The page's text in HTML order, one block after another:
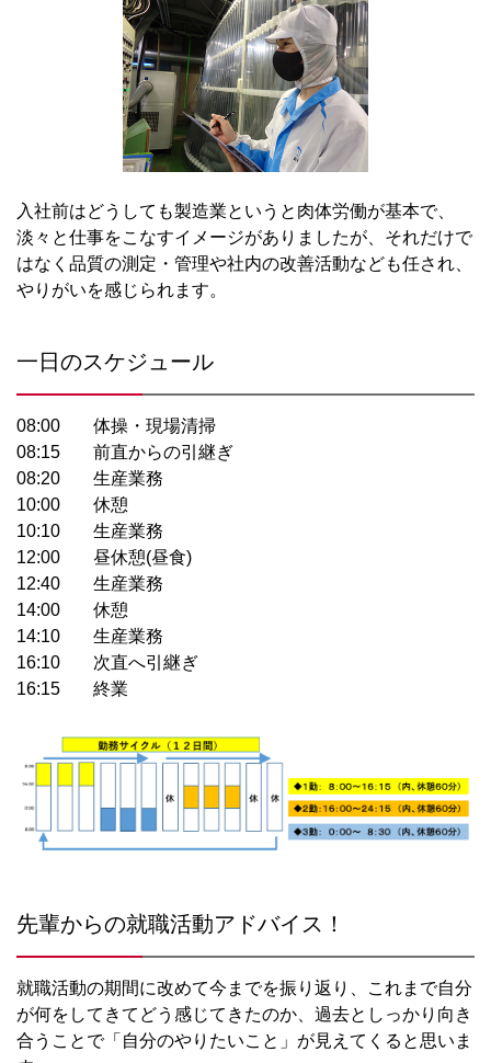
入社前はどうしても製造業というと肉体労働が基本で、
淡々と仕事をこなすイメージがありましたが、それだけで
はなく品質の測定・管理や社内の改善活動なども任され、
やりがいを感じられます。
一日のスケジュール
08:00
体操・現場清掃
08:15
前直からの引継ぎ
08:20
生産業務
10:00
休憩
10:10
生産業務
12:00
昼休憩(昼食)
12:40
生産業務
14:00
休憩
14:10
生産業務
16:10
次直へ引継ぎ
16:15
終業
先輩からの就職活動アドバイス！
就職活動の期間に改めて今までを振り返り、これまで自分
が何をしてきてどう感じてきたのか、過去としっかり向き
合うことで「自分のやりたいこと」が見えてくると思いま